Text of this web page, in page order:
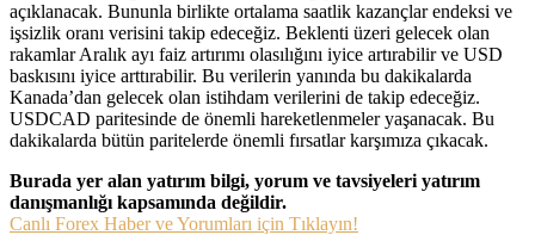
açıklanacak. Bununla birlikte ortalama saatlik kazançlar endeksi ve
işsizlik oranı verisini takip edeceğiz. Beklenti üzeri gelecek olan
rakamlar Aralık ayı faiz artırımı olasılığını iyice artırabilir ve USD
baskısını iyice arttırabilir. Bu verilerin yanında bu dakikalarda
Kanada’dan gelecek olan istihdam verilerini de takip edeceğiz.
USDCAD paritesinde de önemli hareketlenmeler yaşanacak. Bu
dakikalarda bütün paritelerde önemli fırsatlar karşımıza çıkacak.
Burada yer alan yatırım bilgi, yorum ve tavsiyeleri yatırım
danışmanlığı kapsamında değildir.
Canlı Forex Haber ve Yorumları için Tıklayın!